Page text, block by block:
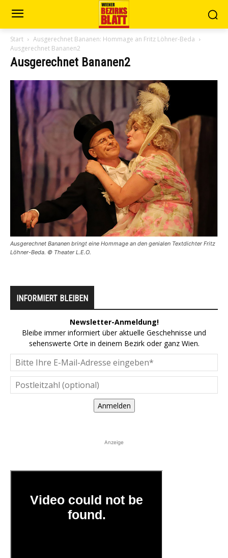
Start
Ausgerechnet Bananen: Hommage an Fritz Löhner-Beda
Ausgerechnet Bananen2
Ausgerechnet Bananen2
Ausgerechnet Bananen bringt eine Hommage an den genialen Textdichter Fritz
Löhner-Beda. © Theater L.E.O.
INFORMIERT BLEIBEN
Newsletter-Anmeldung!
Bleibe immer informiert über aktuelle Geschehnisse und
sehenswerte Orte in deinem Bezirk oder ganz Wien.
Anmelden
Anzeige